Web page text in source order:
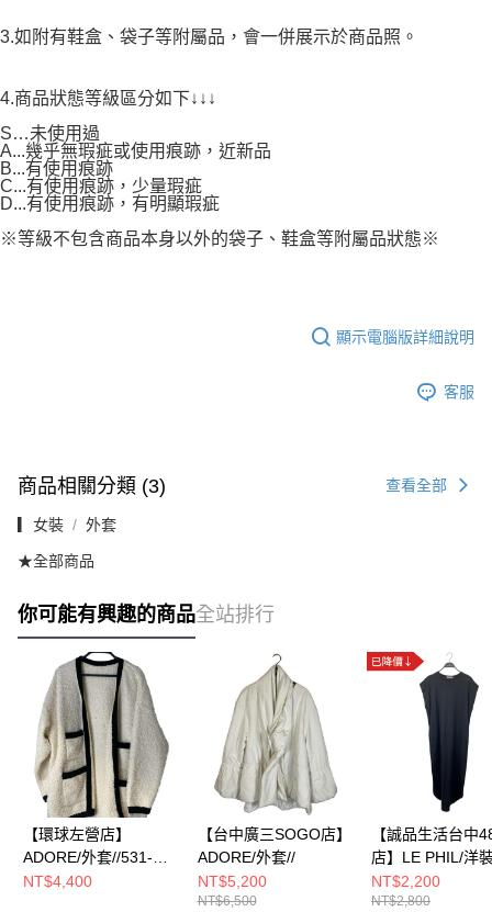
3.如附有鞋盒、袋子等附屬品，會一併展示於商品照。
4.商品狀態等級區分如下↓↓↓
S…未使用過
A...幾乎無瑕疵或使用痕跡，近新品
B...有使用痕跡
C...有使用痕跡，少量瑕疵
D...有使用痕跡，有明顯瑕疵
※等級不包含商品本身以外的袋子、鞋盒等附屬品狀態※
顯示電腦版詳細說明
客服
商品相關分類 (3) 查看全部
▎女裝 外套
★全部商品
你可能有興趣的商品全站排行
【環球左營店】
ADORE/外套//531-
3270713
NT$4,400
【台中廣三SOGO店】
ADORE/外套//
NT$5,200
NT$6,500
【誠品生活台中
店】LE PHIL/洋
NT$2,200
NT$2,800